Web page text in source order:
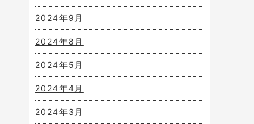
2024年9月
2024年8月
2024年5月
2024年4月
2024年3月